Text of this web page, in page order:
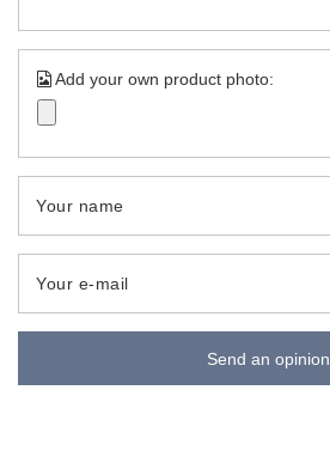
Add your own product photo:
Your name
Your e-mail
Send an opinion